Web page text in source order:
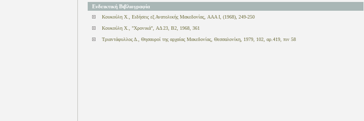
Ενδεικτική Βιβλιογραφία
Κουκούλη Χ., Ειδήσεις εξ Ανατολικής Μακεδονίας, ΑΑΑ Ι, (1968), 249-250
Κουκούλη Χ., "Χρονικά", ΑΔ 23, Β2, 1968, 361
Τριαντάφυλλος Δ., Θησαυροί της αρχαίας Μακεδονίας, Θεσσαλονίκη, 1979, 102, αρ.419, πιν 58